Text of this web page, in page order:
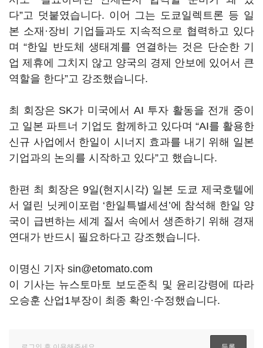
다”고 덧붙였습니다. 이어 그는 도쿄일렉트론 등 일
본 소재·장비 기업들과도 지속적으로 협력하고 있다
며 “한일 반도체 생태계를 연결하는 것은 단순한 기
업 제휴에 그치지 않고 양국의 경제 안보에 있어서 큰
역할을 한다”고 강조했습니다.
최 회장은 SK가 미국에서 AI 투자 활동을 전개 중이
고 일본 파트너 기업도 함께하고 있다며 “AI를 활용한
신규 사업에서 한일이 시너지 효과를 내기 위해 일본
기업과의 논의를 시작하고 있다”고 했습니다.
한편 최 회장은 9일(현지시각) 일본 도쿄 제국호텔에
서 열린 닛케이포럼 ‘한일특별세션’에 참석해 한일 양
국이 급변하는 세계 질서 속에서 생존하기 위해 경재
연대가 반드시 필요하다고 강조했습니다.
이명신 기자 sin@etomato.com
이 기사는 뉴스토마토 보도준칙 및 윤리강령에 따라
오승훈 산업1부장이 최종 확인·수정했습니다.